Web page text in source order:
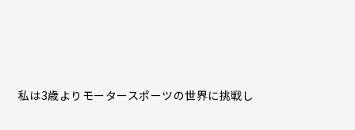
私は3歳よりモータースポーツの世界に挑戦し